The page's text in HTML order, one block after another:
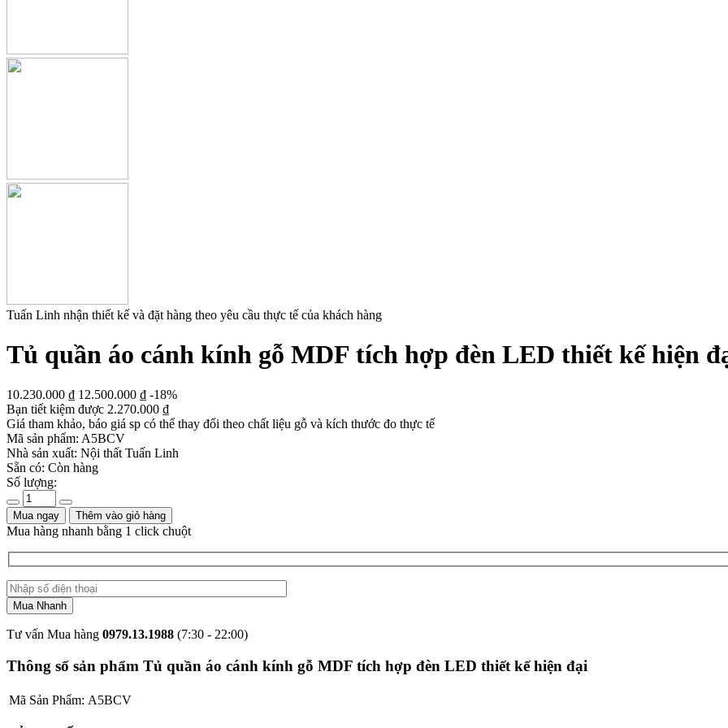
Tuấn Linh nhận thiết kế và đặt hàng theo yêu cầu thực tế của khách hàng
Tủ quần áo cánh kính gỗ MDF tích hợp đèn LED thiết kế hiện
10.230.000 ₫ 12.500.000 ₫ -18%
Bạn tiết kiệm được 2.270.000 ₫
Giá tham khảo, báo giá sp có thể thay đổi theo chất liệu gỗ và kích thước đo thực tế
Mã sản phẩm: A5BCV
Nhà sản xuất: Nội thất Tuấn Linh
Sẵn có: Còn hàng
Số lượng:
Mua ngay Thêm vào giỏ hàng
Mua hàng nhanh bằng 1 click chuột
Tư vấn Mua hàng 0979.13.1988 (7:30 - 22:00)
Thông số sản phẩm Tủ quần áo cánh kính gỗ MDF tích hợp đèn LED thiết kế hiện đại
Mã Sản Phẩm: A5BCV